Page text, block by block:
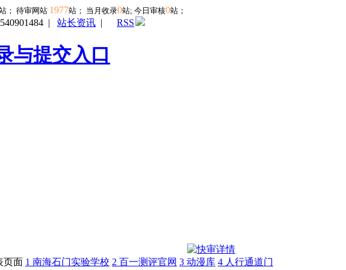
； 待审网站 1977站； 当月收录0站; 今日审核0站；
| 站长资讯 | RSS
与提交入口
页面 1 南海石门实验学校 2 百一测评官网 3 动漫库 4 人行通道门